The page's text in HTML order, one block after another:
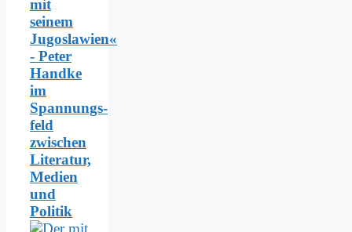
mit
seinem
Jugoslawien«
- Peter
Handke
im
Spannungs­
feld
zwischen
Literatur,
Medien
und
Politik